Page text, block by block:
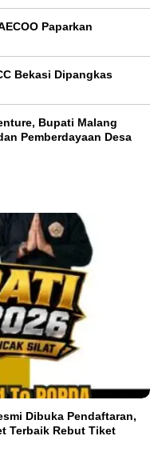
Paparkan
Bekasi Dipangkas
Bupati Malang
Pemberdayaan Desa
Dibuka Pendaftaran,
Terbaik Rebut Tiket